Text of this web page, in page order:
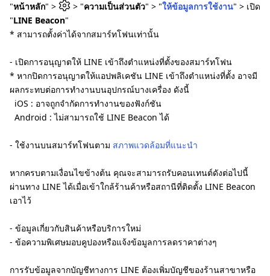
"หน้าหลัก" > > "ความเป็นส่วนตัว" > "ให้ข้อมูลการใช้งาน" > เปิด
"LINE Beacon"
* สามารถตั้งค่าได้จากสมาร์ทโฟนเท่านั้น
- เปิดการอนุญาตให้ LINE เข้าถึงตำแหน่งที่ตั้งของสมาร์ทโฟน
* หากปิดการอนุญาตให้แอปพลิเคชัน LINE เข้าถึงตำแหน่งที่ตั้ง อาจมี
ผลกระทบต่อการทำงานบนอุปกรณ์บางเครื่อง ดังนี้
iOS : อาจถูกจำกัดการทำงานของฟังก์ชัน
Android : ไม่สามารถใช้ LINE Beacon ได้
- ใช้งานบนสมาร์ทโฟนตาม สภาพแวดล้อมที่แนะนำ
หากครบตามเงื่อนไขข้างต้น คุณจะสามารถรับคอนเทนต์ดังต่อไปนี้
ผ่านทาง LINE ได้เมื่อเข้าใกล้ร้านค้าหรือสถานีที่ติดตั้ง LINE Beacon
เอาไว้
- ข้อมูลเกี่ยวกับสินค้าหรือบริการใหม่
- ข้อความพิเศษมอบคูปองหรือแจ้งข้อมูลการลดราคาต่างๆ
การรับข้อมูลจากบัญชีทางการ LINE ต้องเพิ่มบัญชีของร้านสาขาหรือ